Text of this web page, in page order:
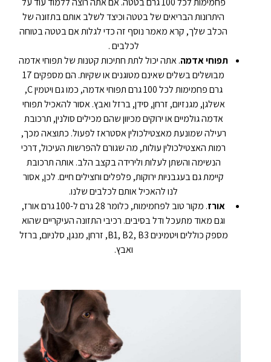
היתרונות הבריאים של בטטה וכיצד לשלב אותם בתזונה של
הכלב שלך, קרא מאמר נוסף זה כדי לגלות אם בטטה בטוחה
לכלבים .
תפוחי אדמה. אתה יכול לתת חתיכות קטנות של תפוחי אדמה
מבושלים בשלים שאינם מטוגנים או שקיות. הם מספקים 17
גרם פחמימות לכל 100 גרם תפוחי אדמה, כמו גם ויטמין C,
אשלגן, מגנזיום, זרחן, סידן, ברזל ואבץ. אסור להאכיל תפוחי
אדמה גולמיים או ירוקים מכיוון שהם מכילים סולנין, תרכובת
רעילה שמונעת מאצטילכולין אסטראז לפעול. כתוצאה מכך,
רמות האצטילכולין עולות, מה שגורם להפרשות העיכול, דרכי
הנשימה והשתן לעלות ולירידה בקצב הלב. אותה תרכובת
קיימת גם בעגבניות ירוקות, פלפלים וחצילים חיים. לכן, אסור
לנו להאכיל אותם לכלבים שלנו.
אורז
. מקור טוב לפחמימות, כלומר 28 גרם ל-100 גרם אורז,
וגם מאוד מתעכל ודל בסיבים. רכיבי התזונה העיקריים שהוא
מספק כוללים ויטמינים B1, B2, B3, זרחן, מנגן, סלניום, ברזל
ואבץ.